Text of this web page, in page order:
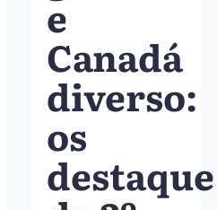
e
Canadá
diverso:
os
destaques